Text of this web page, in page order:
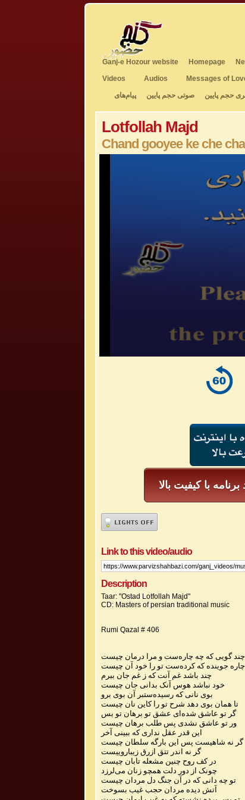
Ganj-e Hozour website Homepage
Videos
Audios Messages of
حجم پایین صوتی حجم پایین
پیام‌های
Lotfollah Majd
Chand gooyee ke che
برنامه با کیفیت بالا
Link to this video/audio
Description
Taar: "Ostad Lotfollah Majd"
CD: Masters of persian traditional music
Rumi Qazal # 406
چند گویی که چه چاره‌ست و مرا درمان چیست
چاره جوینده که کرده‌ست تو را خود آن چیست
چند باشد غم آنت که ز غم جان ببرم
خود نباشد هوس آنک بدانی جان چیست
بوی نانی که رسیده‌ستبر آن بوی برو
تا همان بوی دهد شرح تو را کاین نان چیست
گر تو عاشق شده‌ای عشق تو برهان تو بس
ور تو عاشق نشدی پس طلب برهان چیست
این قدر عقل نداری که ببینی آخر
گر نه شاهیست پس این بارگه سلطان چیست
گر نه اندر تتق ازرق زیباروییست
در کف روح چنین مشعله تابان چیست
چونک از دور دلت همچو زنان می‌لرزد
تو چه دانی که در آن جنگ دل مردان چیست
آتش دیده مردان حجب غیب بسوخت